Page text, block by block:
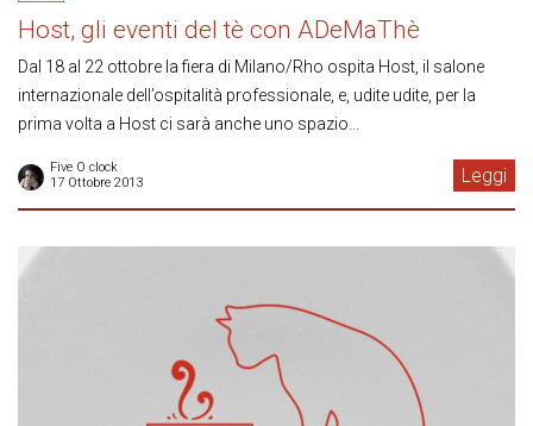
Host, gli eventi del tè con ADeMaThè
Dal 18 al 22 ottobre la fiera di Milano/Rho ospita Host, il salone
internazionale dell’ospitalità professionale, e, udite udite, per la
prima volta a Host ci sarà anche uno spazio...
Five O clock
17 Ottobre 2013
Leggi